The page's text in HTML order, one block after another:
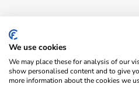
We use cookies
We may place these for analysis of our
show personalised content and to give
more information about the cookies we